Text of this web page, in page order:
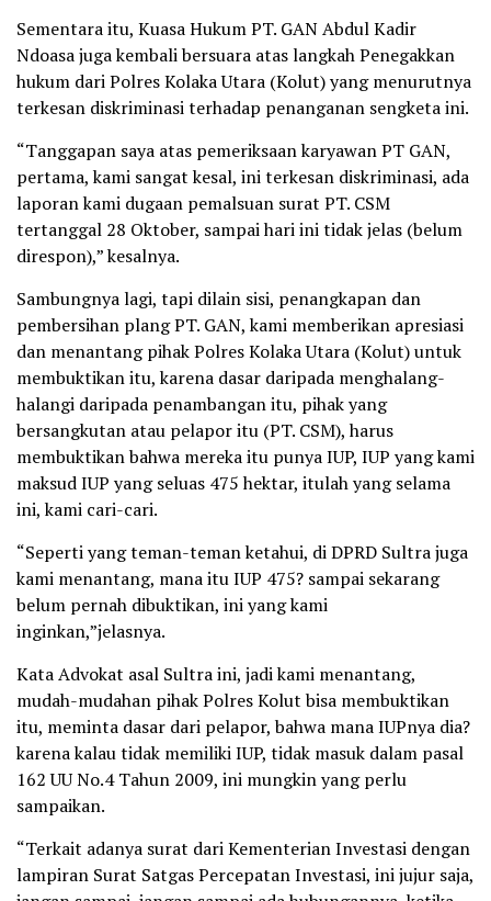
Sementara itu, Kuasa Hukum PT. GAN Abdul Kadir
Ndoasa juga kembali bersuara atas langkah Penegakkan
hukum dari Polres Kolaka Utara (Kolut) yang menurutnya
terkesan diskriminasi terhadap penanganan sengketa ini.
“Tanggapan saya atas pemeriksaan karyawan PT GAN,
pertama, kami sangat kesal, ini terkesan diskriminasi, ada
laporan kami dugaan pemalsuan surat PT. CSM
tertanggal 28 Oktober, sampai hari ini tidak jelas (belum
direspon),” kesalnya.
Sambungnya lagi, tapi dilain sisi, penangkapan dan
pembersihan plang PT. GAN, kami memberikan apresiasi
dan menantang pihak Polres Kolaka Utara (Kolut) untuk
membuktikan itu, karena dasar daripada menghalang-
halangi daripada penambangan itu, pihak yang
bersangkutan atau pelapor itu (PT. CSM), harus
membuktikan bahwa mereka itu punya IUP, IUP yang kami
maksud IUP yang seluas 475 hektar, itulah yang selama
ini, kami cari-cari.
“Seperti yang teman-teman ketahui, di DPRD Sultra juga
kami menantang, mana itu IUP 475? sampai sekarang
belum pernah dibuktikan, ini yang kami
inginkan,”jelasnya.
Kata Advokat asal Sultra ini, jadi kami menantang,
mudah-mudahan pihak Polres Kolut bisa membuktikan
itu, meminta dasar dari pelapor, bahwa mana IUPnya dia?
karena kalau tidak memiliki IUP, tidak masuk dalam pasal
162 UU No.4 Tahun 2009, ini mungkin yang perlu
sampaikan.
“Terkait adanya surat dari Kementerian Investasi dengan
lampiran Surat Satgas Percepatan Investasi, ini jujur saja,